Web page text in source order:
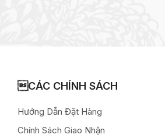
CÁC CHÍNH SÁCH
Hướng Dẫn Đặt Hàng
Chính Sách Giao Nhận